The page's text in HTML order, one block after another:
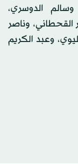
الدوسري،
القحطاني، وناصر
وعبد الكريم